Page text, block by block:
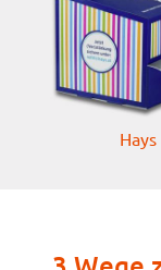
Hays